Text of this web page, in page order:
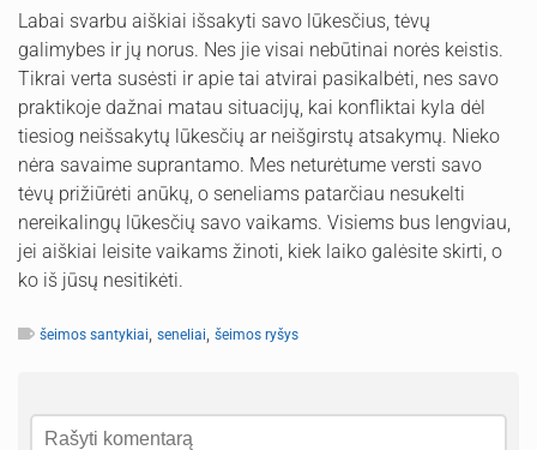
Labai svarbu aiškiai išsakyti savo lūkesčius, tėvų
galimybes ir jų norus. Nes jie visai nebūtinai norės keistis.
Tikrai verta susėsti ir apie tai atvirai pasikalbėti, nes savo
praktikoje dažnai matau situacijų, kai konfliktai kyla dėl
tiesiog neišsakytų lūkesčių ar neišgirstų atsakymų. Nieko
nėra savaime suprantamo. Mes neturėtume versti savo
tėvų prižiūrėti anūkų, o seneliams patarčiau nesukelti
nereikalingų lūkesčių savo vaikams. Visiems bus lengviau,
jei aiškiai leisite vaikams žinoti, kiek laiko galėsite skirti, o
ko iš jūsų nesitikėti.
šeimos santykiai, seneliai, šeimos ryšys